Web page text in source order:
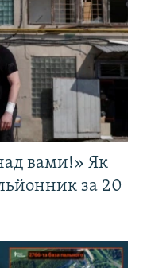
вами!» Як
за 20